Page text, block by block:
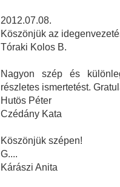
2012.07.08.
Köszönjük az
Tóraki Kolos B.
Nagyon szép és
részletes ismertetést.
Hutös Péter
Czédány Kata
Köszönjük szépen!
G....
Kárászi Anita